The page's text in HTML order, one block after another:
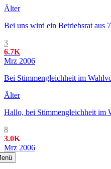
Älter
Bei uns wird ein Betriebsrat aus
3
6.7K
Mrz 2006
Bei Stimmengleichheit im
Älter
Hallo, bei Stimmengleichheit im
8
3.0K
Mrz 2006